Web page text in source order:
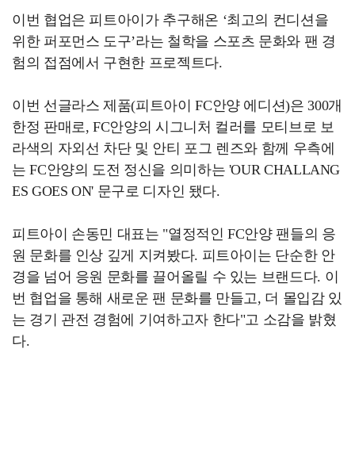
이번 협업은 피트아이가 추구해온 ‘최고의 컨디션을
위한 퍼포먼스 도구’라는 철학을 스포츠 문화와 팬 경
험의 접점에서 구현한 프로젝트다.
이번 선글라스 제품(피트아이 FC안양 에디션)은 300개
한정 판매로, FC안양의 시그니처 컬러를 모티브로 보
라색의 자외선 차단 및 안티 포그 렌즈와 함께 우측에
는 FC안양의 도전 정신을 의미하는 'OUR CHALLANG
ES GOES ON' 문구로 디자인 됐다.
피트아이 손동민 대표는 "열정적인 FC안양 팬들의 응
원 문화를 인상 깊게 지켜봤다. 피트아이는 단순한 안
경을 넘어 응원 문화를 끌어올릴 수 있는 브랜드다. 이
번 협업을 통해 새로운 팬 문화를 만들고, 더 몰입감 있
는 경기 관전 경험에 기여하고자 한다"고 소감을 밝혔
다.